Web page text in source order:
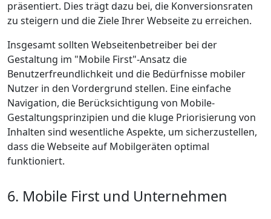
präsentiert. Dies trägt dazu bei, die Konversionsraten
zu steigern und die Ziele Ihrer Webseite zu erreichen.
Insgesamt sollten Webseitenbetreiber bei der
Gestaltung im "Mobile First"-Ansatz die
Benutzerfreundlichkeit und die Bedürfnisse mobiler
Nutzer in den Vordergrund stellen. Eine einfache
Navigation, die Berücksichtigung von Mobile-
Gestaltungsprinzipien und die kluge Priorisierung von
Inhalten sind wesentliche Aspekte, um sicherzustellen,
dass die Webseite auf Mobilgeräten optimal
funktioniert.
6. Mobile First und Unternehmen